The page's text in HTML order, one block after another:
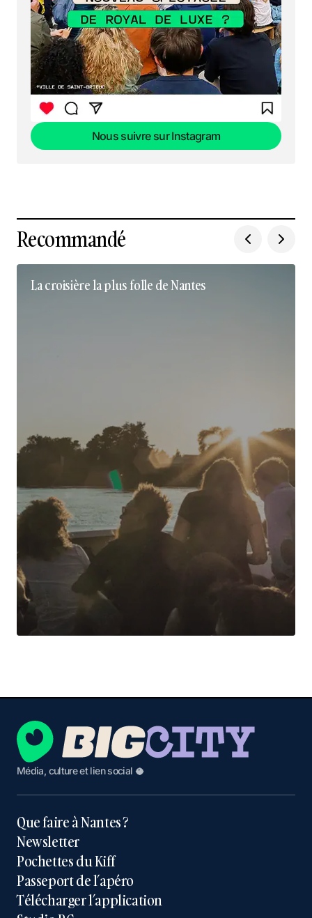
Nous suivre sur Instagram
Recommandé
La croisière la plus folle de Nantes
Média, culture et lien social 🥥
Que faire à Nantes ?
Newsletter
Pochettes du Kiff
Passeport de l’apéro
Télécharger l’application